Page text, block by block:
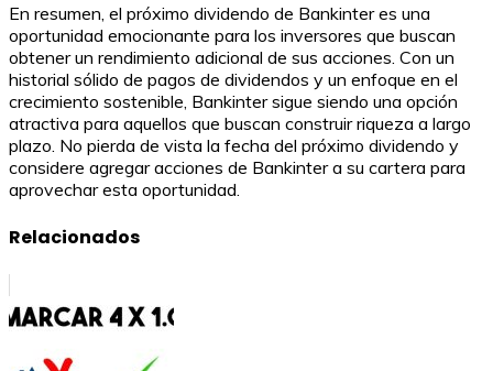
En resumen, el próximo dividendo de Bankinter es una
oportunidad emocionante para los inversores que buscan
obtener un rendimiento adicional de sus acciones. Con un
historial sólido de pagos de dividendos y un enfoque en el
crecimiento sostenible, Bankinter sigue siendo una opción
atractiva para aquellos que buscan construir riqueza a largo
plazo. No pierda de vista la fecha del próximo dividendo y
considere agregar acciones de Bankinter a su cartera para
aprovechar esta oportunidad.
Relacionados